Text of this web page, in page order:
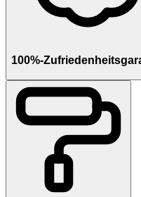
100%-